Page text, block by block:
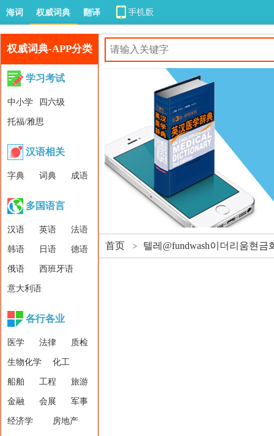
海词 权威词典 翻译
权威词典-APP分类
学习考试
中小学 四六级
托福/雅思
汉语相关
字典 词典 成语
多国语言
汉语 英语 法语
韩语 日语 德语
俄语 西班牙语
意大利语
各行各业
医学 法律 质检
生物化学 化工
船舶 工程 旅游
金融 会展 军事
经济学 房地产
首页 > 텔레@fundwash이더리움현